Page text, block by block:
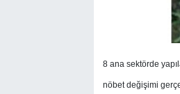
8 ana sektörde
nöbet değişimi